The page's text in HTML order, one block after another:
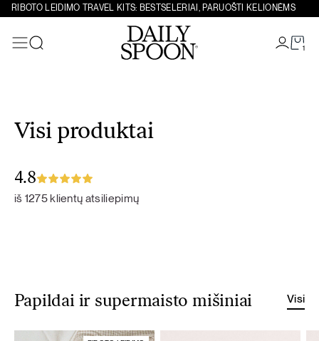
RIBOTO LEIDIMO TRAVEL KITS: BESTSELERIAI, PARUOŠTI KELIONĖMS
1
Visi produktai
4.8
iš 1275 klientų atsiliepimų
Papildai ir supermaisto mišiniai Visi